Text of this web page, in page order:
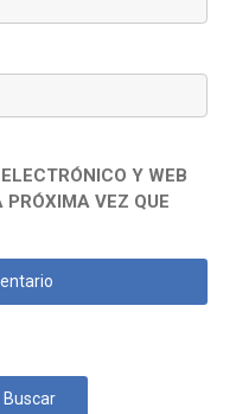
Y WEB
PRÓXIMA VEZ QUE